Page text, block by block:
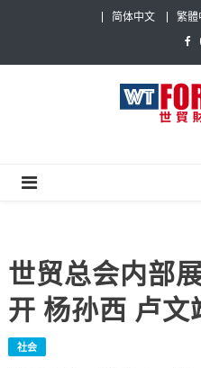
简体中文 繁體
世贸总会内部
开 杨孙西 卢文
社会